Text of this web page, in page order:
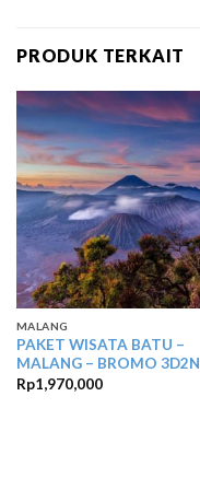
PRODUK TERKAIT
MALANG
PAKET WISATA BATU –
MALANG – BROMO 3D2N
Rp1,970,000